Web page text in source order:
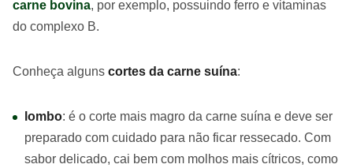
carne bovina, por exemplo, possuindo ferro e vitaminas
do complexo B.
Conheça alguns cortes da carne suína:
lombo: é o corte mais magro da carne suína e deve ser
preparado com cuidado para não ficar ressecado. Com
sabor delicado, cai bem com molhos mais cítricos, como